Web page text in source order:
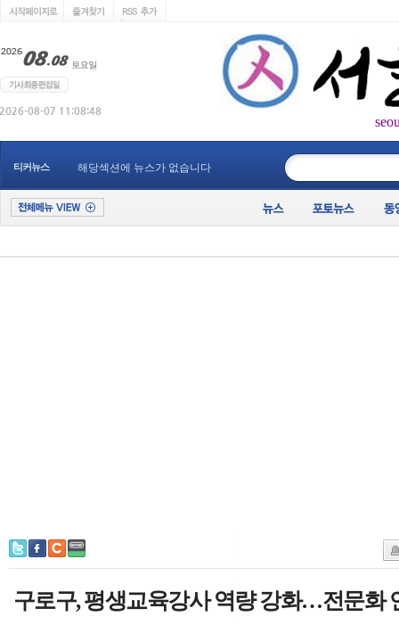
티커뉴스 해당섹션에 뉴스가 없습니다
구로구, 평생교육강사 역량 강화…전문화